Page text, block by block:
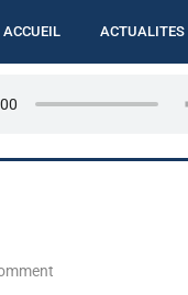
ACCUEIL ACTUALITES